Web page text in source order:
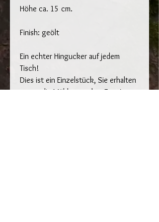
Höhe ca. 15 cm.
Finish: geölt
Ein echter Hingucker auf jedem
Tisch!
Dies ist ein Einzelstück, Sie erhalten
genau die Mühle von dem Foto!